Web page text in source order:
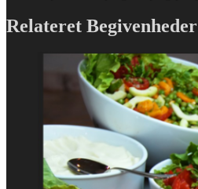
Relateret Begivenheder